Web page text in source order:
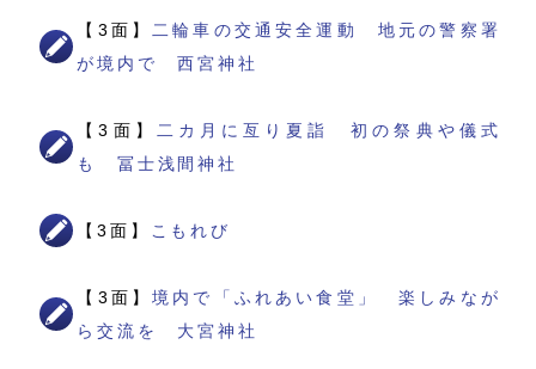
【3面】
二輪車の交通安全運動 地元の警察署
が境内で 西宮神社
【3面】
二カ月に亙り夏詣 初の祭典や儀式
も 冨士浅間神社
【3面】 こもれび
【3面】境内で「ふれあい食堂」 楽しみなが
ら交流を 大宮神社